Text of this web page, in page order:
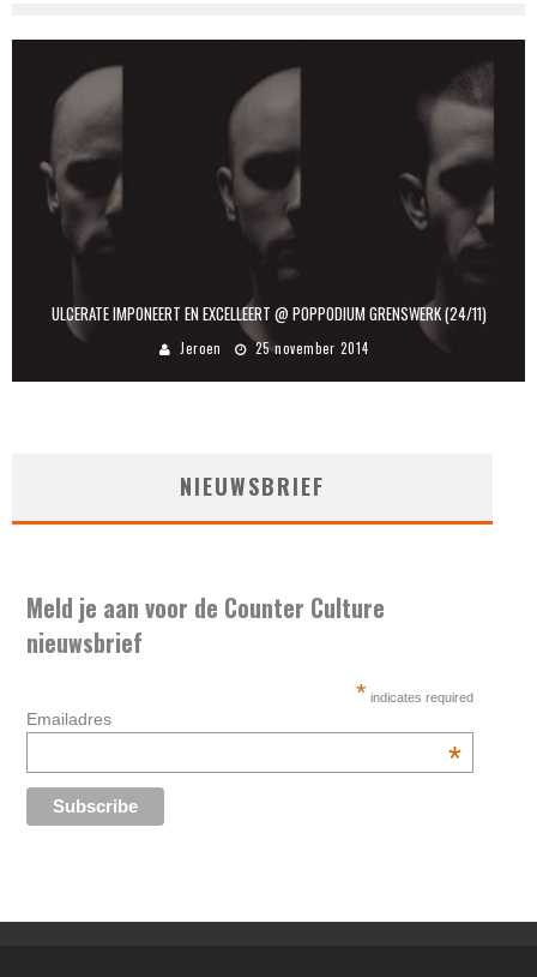
ULCERATE IMPONEERT EN EXCELLEERT @ POPPODIUM GRENSWERK (24/11)
Jeroen 25 november 2014
NIEUWSBRIEF
Meld je aan voor de Counter Culture
nieuwsbrief
* indicates required
Emailadres
*